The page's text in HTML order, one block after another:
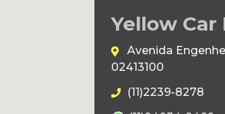
Yellow
Avenida
02413100
(11)2239-8278